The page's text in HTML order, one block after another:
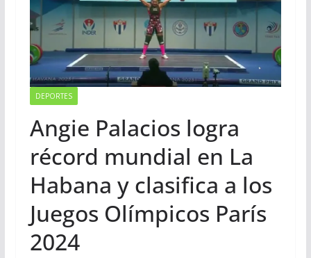
DEPORTES
Angie Palacios logra
récord mundial en La
Habana y clasifica a los
Juegos Olímpicos París
2024